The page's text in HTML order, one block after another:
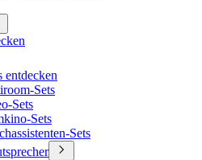
entdecken
Sets
Sets
Sets
Sets